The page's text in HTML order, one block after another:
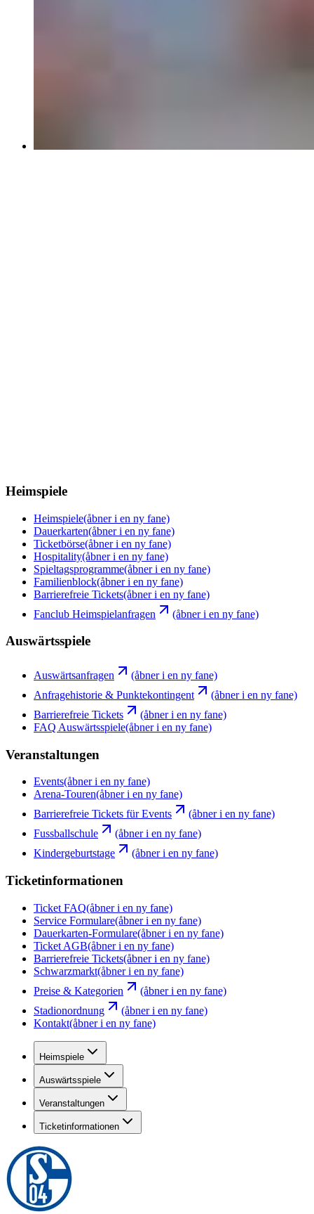
Heimspiele
Heimspiele(åbner i en ny fane)
Dauerkarten(åbner i en ny fane)
Ticketbörse(åbner i en ny fane)
Hospitality(åbner i en ny fane)
Spieltagsprogramme(åbner i en ny fane)
Familienblock(åbner i en ny fane)
Barrierefreie Tickets(åbner i en ny fane)
Fanclub Heimspielanfragen
(åbner i en ny fane)
Auswärtsspiele
Auswärtsanfragen
(åbner i en ny fane)
Anfragehistorie & Punktekontingent
(åbner i en ny fane)
Barrierefreie Tickets
(åbner i en ny fane)
FAQ Auswärtsspiele(åbner i en ny fane)
Veranstaltungen
Events(åbner i en ny fane)
Arena-Touren(åbner i en ny fane)
Barrierefreie Tickets für Events
(åbner i en ny fane)
Fussballschule
(åbner i en ny fane)
Kindergeburtstage
(åbner i en ny fane)
Ticketinformationen
Ticket FAQ(åbner i en ny fane)
Service Formulare(åbner i en ny fane)
Dauerkarten-Formulare(åbner i en ny fane)
Ticket AGB(åbner i en ny fane)
Barrierefreie Tickets(åbner i en ny fane)
Schwarzmarkt(åbner i en ny fane)
Preise & Kategorien
(åbner i en ny fane)
Stadionordnung
(åbner i en ny fane)
Kontakt(åbner i en ny fane)
Heimspiele
Auswärtsspiele
Veranstaltungen
Ticketinformationen